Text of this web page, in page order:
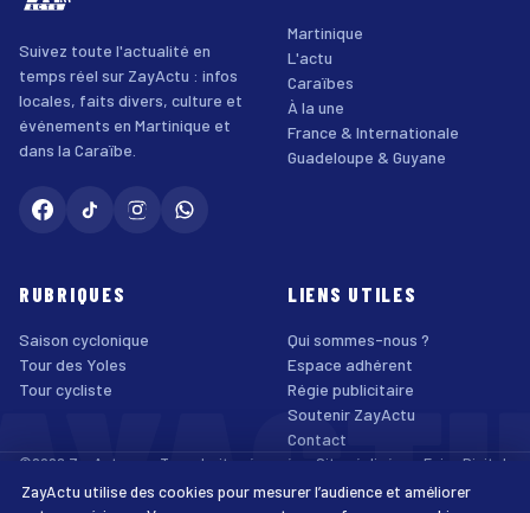
Suivez toute l'actualité en
temps réel sur ZayActu : infos
locales, faits divers, culture et
événements en Martinique et
dans la Caraïbe.
Martinique
L'actu
Caraïbes
À la une
France & Internationale
Guadeloupe & Guyane
RUBRIQUES
Saison cyclonique
Tour des Yoles
Tour cycliste
LIENS UTILES
Qui sommes-nous ?
Espace adhérent
Régie publicitaire
Soutenir ZayActu
Contact
©2026 ZayActu.org. Tous droits réservés. · Site réalisé par Enjoy Digital
Agency
Mentions légales
Confidentialité Cookies Accessibilité
ZayActu utilise des cookies pour mesurer l’audience et améliorer